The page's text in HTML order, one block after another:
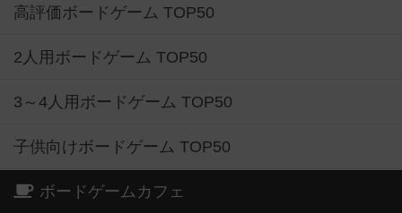
高評価ボードゲーム TOP50
2人用ボードゲーム TOP50
3～4人用ボードゲーム TOP50
子供向けボードゲーム TOP50
ボードゲームカフェ